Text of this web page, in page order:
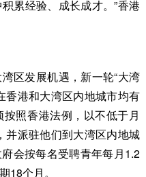
累经验、成长成才。”香港
发展机遇，新一轮“大湾
香港和大湾区内地城市均有
照香港法例，以不低于月
并派驻他们到大湾区内地城
会按每名受聘青年每月1.2
18个月。